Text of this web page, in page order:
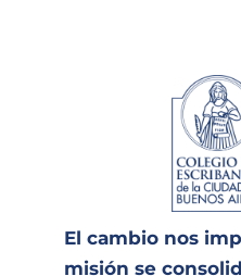
El cambio nos
misión se